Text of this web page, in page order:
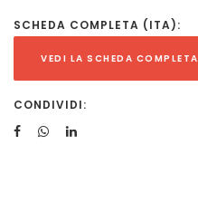
SCHEDA COMPLETA (ITA):
VEDI LA SCHEDA COMPLETA
CONDIVIDI: